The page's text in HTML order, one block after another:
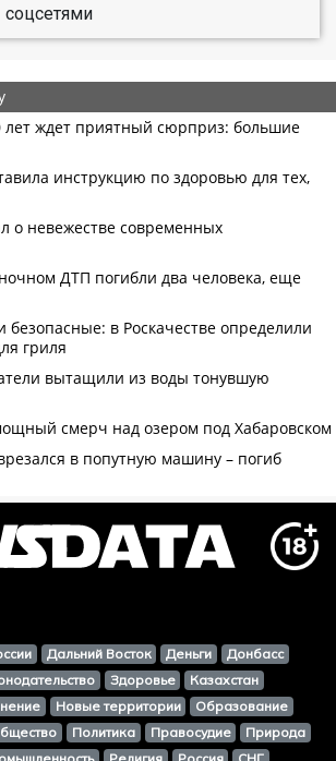
соцсетями
Дальний Восток Деньги
Донбасс
Здоровье
Казахстан
Новые территории
Образование
Политика Правосудие
Природа